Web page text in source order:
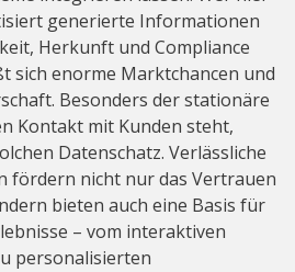
generierte Informationen
Herkunft und Compliance
sich enorme Marktchancen und
Besonders der stationäre
Kontakt mit Kunden steht,
Datenschatz. Verlässliche
fördern nicht nur das Vertrauen
bieten auch eine Basis für
– vom interaktiven
personalisierten